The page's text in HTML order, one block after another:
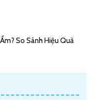
So Sánh Hiệu Quả